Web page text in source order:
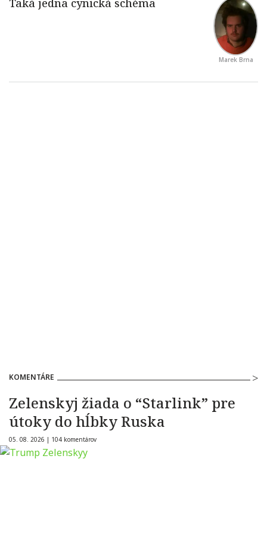
Marek Brna
KOMENTÁRE
Zelenskyj žiada o “Starlink” pre
útoky do hĺbky Ruska
05. 08. 2026 | 104 komentárov